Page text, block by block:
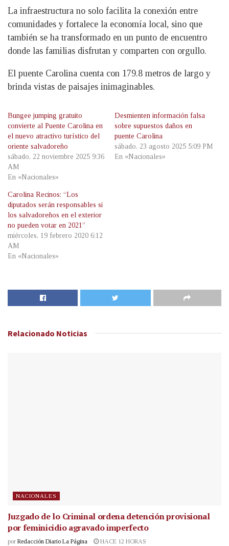
La infraestructura no solo facilita la conexión entre
comunidades y fortalece la economía local, sino que
también se ha transformado en un punto de encuentro
donde las familias disfrutan y comparten con orgullo.
El puente Carolina cuenta con 179.8 metros de largo y
brinda vistas de paisajes inimaginables.
Bungee jumping gratuito
convierte al Puente Carolina en
el nuevo atractivo turístico del
oriente salvadoreño
sábado, 22 noviembre 2025 9:36
AM
En «Nacionales»
Desmienten información falsa
sobre supuestos daños en
puente Carolina
sábado, 23 agosto 2025 5:09 PM
En «Nacionales»
Carolina Recinos: “Los
diputados serán responsables si
los salvadoreños en el exterior
no pueden votar en 2021”
miércoles, 19 febrero 2020 6:12
AM
En «Nacionales»
Relacionado Noticias
NACIONALES
Juzgado de lo Criminal ordena detención provisional
por feminicidio agravado imperfecto
por Redacción Diario La Página HACE 12 HORAS